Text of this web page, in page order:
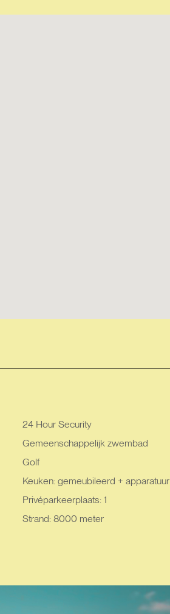
24 Hour Security
Gemeenschappelijk zwembad
Golf
Keuken: gemeubileerd + apparatuur
Privéparkeerplaats: 1
Strand: 8000 meter